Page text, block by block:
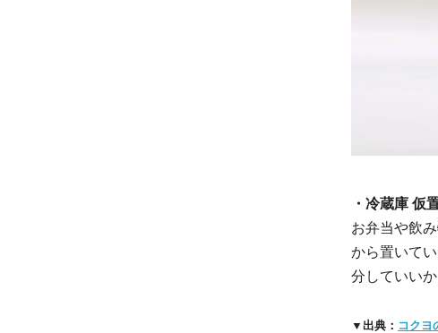
・冷蔵庫 仮
お弁当や飲
から置いて
分していい
▼出典： コクヨ